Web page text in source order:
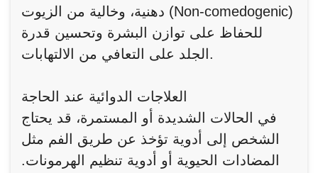
دهنية، وخالية من الزيوت (Non-comedogenic)
للحفاظ على توازن البشرة وتحسين قدرة
الجلد على التعافي من الالتهابات.
العلاجات الدوائية عند الحاجة
في الحالات الشديدة أو المستمرة، قد يحتاج
الشخص إلى أدوية تؤخذ عن طريق الفم مثل
المضادات الحيوية أو أدوية تنظيم الهرمونات.